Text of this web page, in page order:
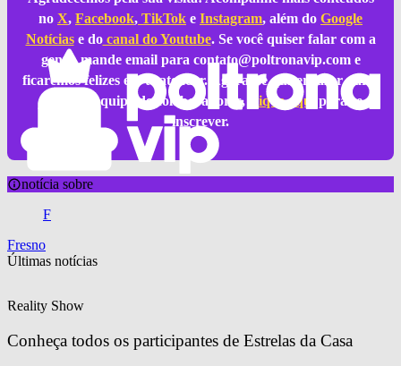
no X, Facebook, TikTok e Instagram, além do Google
Notíciase docanal do Youtube. Se você quiser falar com a
gente, mande email para contato@poltronavip.come
ficaremos felizes em te atender. Agora, se quiser fazer parte
da nossa equipe de colaboradores,
clique aqui
para se
inscrever.
notícia sobre
F
Fresno
Últimas notícias
Reality Show
Conheça todos os participantes de Estrelas da Casa